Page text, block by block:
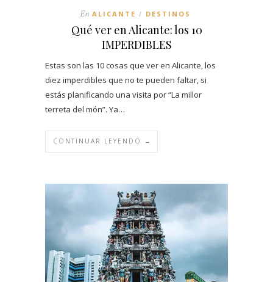
En ALICANTE / DESTINOS
Qué ver en Alicante: los 10
IMPERDIBLES
Estas son las 10 cosas que ver en Alicante, los
diez imperdibles que no te pueden faltar, si
estás planificando una visita por “La millor
terreta del món”. Ya…
CONTINUAR LEYENDO →